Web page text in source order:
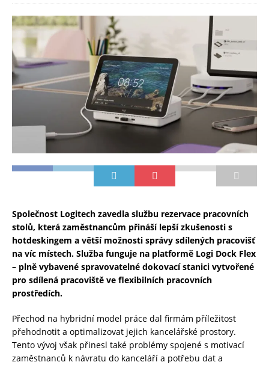
Společnost Logitech zavedla službu rezervace pracovních
stolů, která zaměstnancům přináší lepší zkušenosti s
hotdeskingem a větší možnosti správy sdílených pracovišť
na víc místech. Služba funguje na platformě Logi Dock Flex
– plně vybavené spravovatelné dokovací stanici vytvořené
pro sdílená pracoviště ve flexibilních pracovních
prostředích.
Přechod na hybridní model práce dal firmám příležitost
přehodnotit a optimalizovat jejich kancelářské prostory.
Tento vývoj však přinesl také problémy spojené s motivací
zaměstnanců k návratu do kanceláří a potřebu dat a